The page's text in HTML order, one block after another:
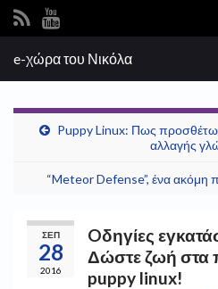
Search for:
e-χώρα του Νικόλα
Puppy Linux: Πως προσθέτω
αλλαγής
“Meteor Defense”, ένα ακόμη
ΣΕΠ
28
2016
Oδηγίες
Δώστε ζωή στα
puppy linux!